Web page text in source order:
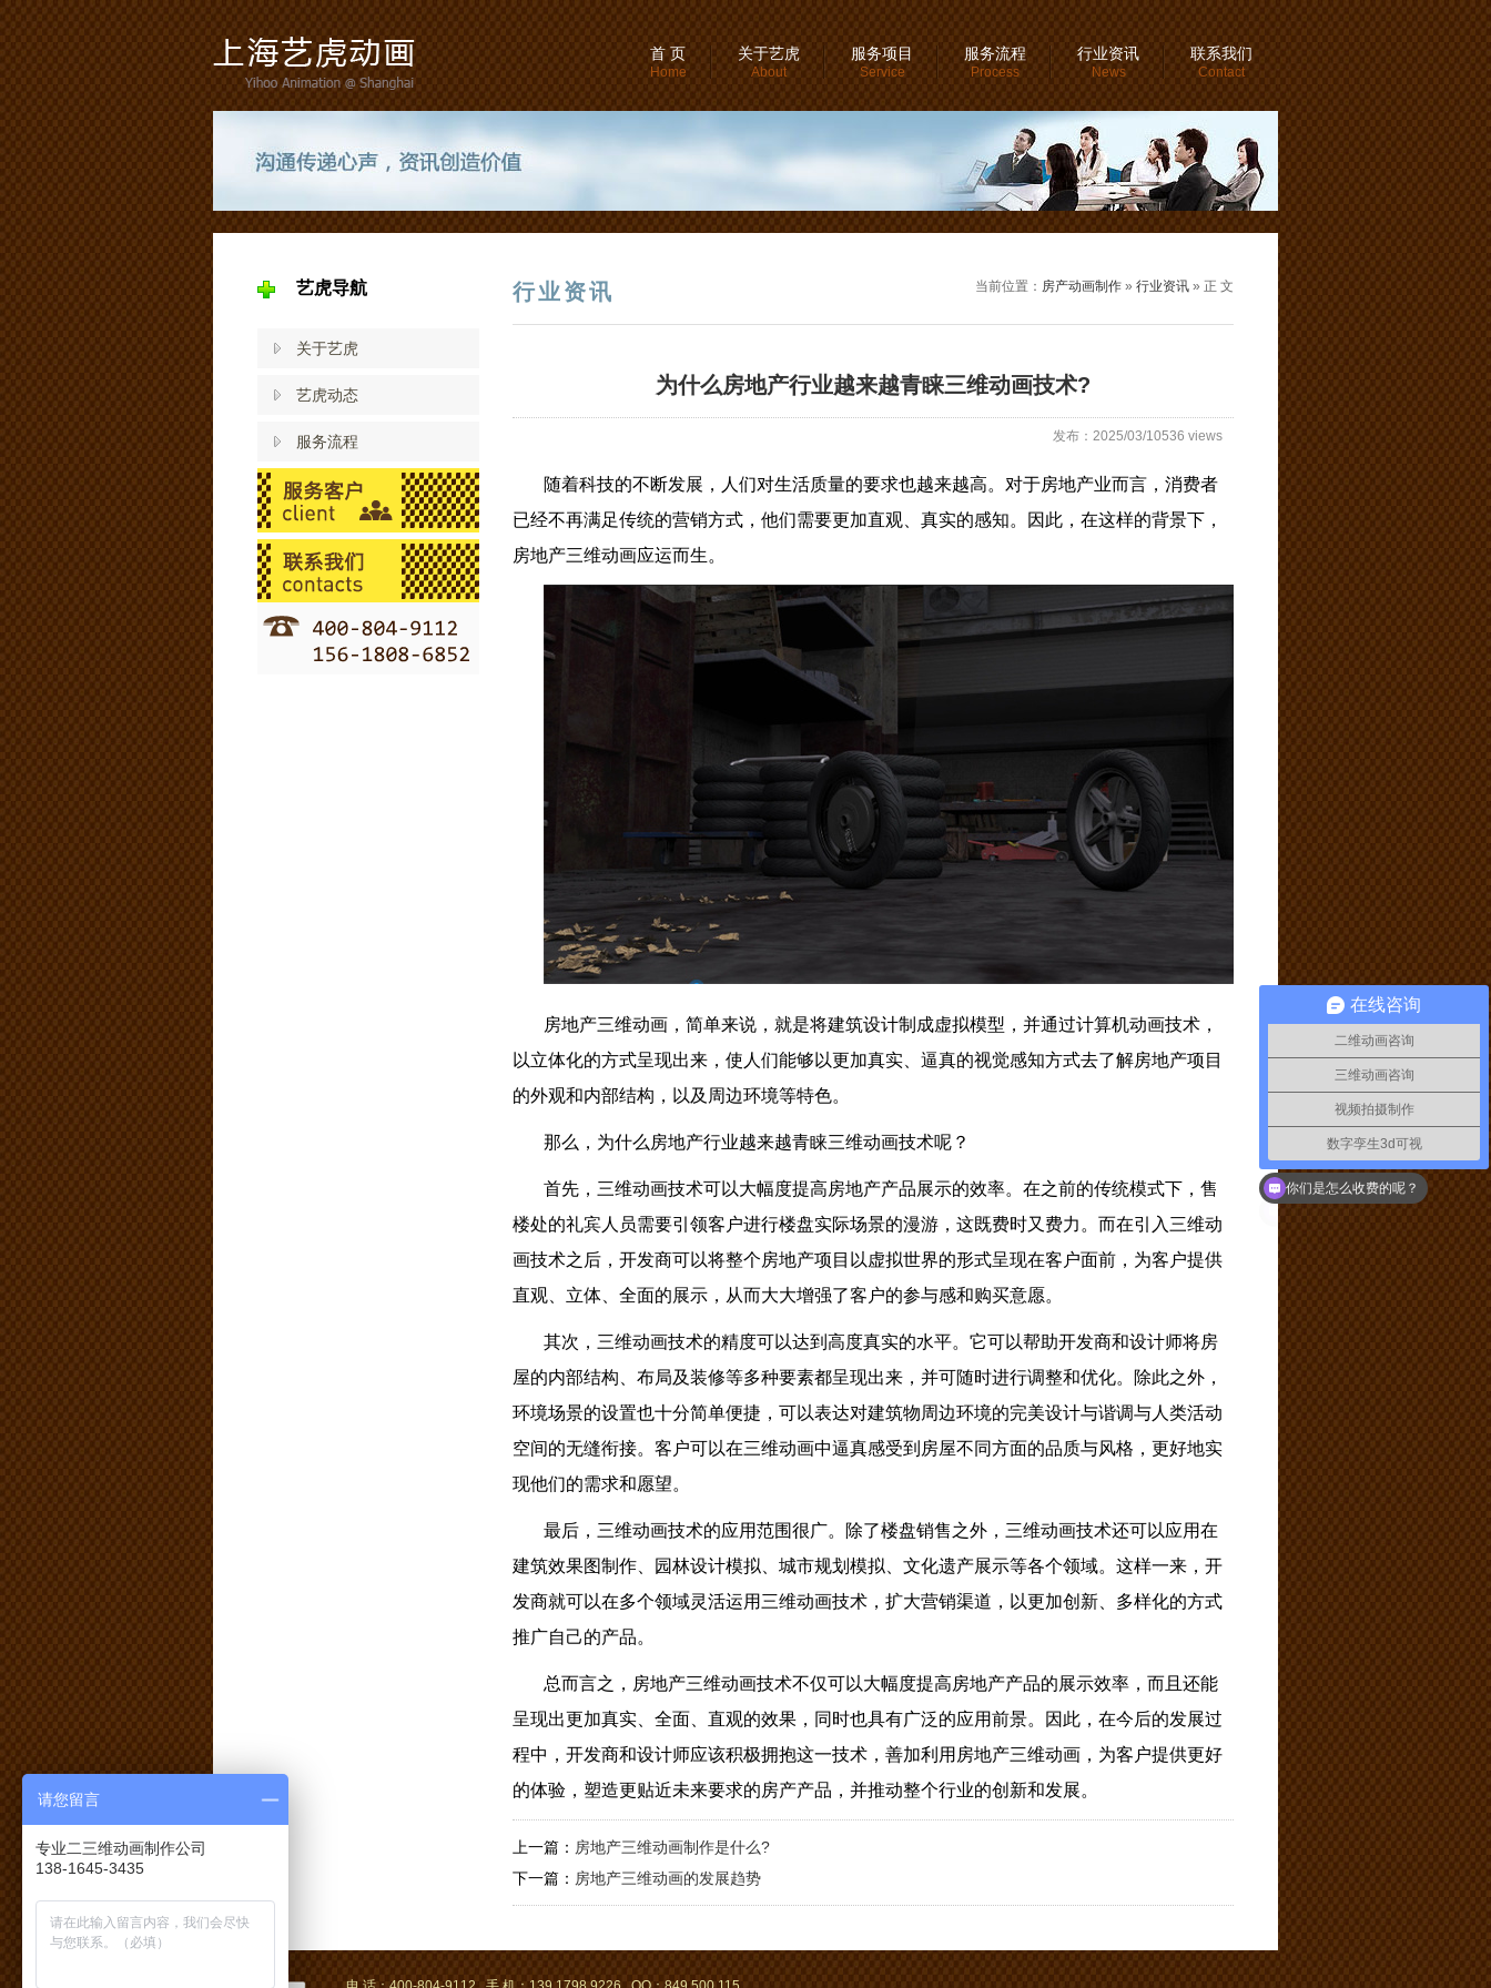
首 页
Home
关于艺虎
About
服务项目
Service
服务流程
Process
行业资讯
News
联系我们
Contact
艺虎导航
关于艺虎
艺虎动态
服务流程
行业资讯 当前位置： 房产动画制作 » 行业资讯 » 正 文
为什么房地产行业越来越青睐三维动画技术?
发布：2025/03/10536 views
随着科技的不断发展，人们对生活质量的要求也越来越高。对于房地产业而言，消费者
已经不再满足传统的营销方式，他们需要更加直观、真实的感知。因此，在这样的背景下，
房地产三维动画应运而生。
房地产三维动画，简单来说，就是将建筑设计制成虚拟模型，并通过计算机动画技术，
以立体化的方式呈现出来，使人们能够以更加真实、逼真的视觉感知方式去了解房地产项目
的外观和内部结构，以及周边环境等特色。
那么，为什么房地产行业越来越青睐三维动画技术呢？
首先，三维动画技术可以大幅度提高房地产产品展示的效率。在之前的传统模式下，售
楼处的礼宾人员需要引领客户进行楼盘实际场景的漫游，这既费时又费力。而在引入三维动
画技术之后，开发商可以将整个房地产项目以虚拟世界的形式呈现在客户面前，为客户提供
直观、立体、全面的展示，从而大大增强了客户的参与感和购买意愿。
其次，三维动画技术的精度可以达到高度真实的水平。它可以帮助开发商和设计师将房
屋的内部结构、布局及装修等多种要素都呈现出来，并可随时进行调整和优化。除此之外，
环境场景的设置也十分简单便捷，可以表达对建筑物周边环境的完美设计与谐调与人类活动
空间的无缝衔接。客户可以在三维动画中逼真感受到房屋不同方面的品质与风格，更好地实
现他们的需求和愿望。
最后，三维动画技术的应用范围很广。除了楼盘销售之外，三维动画技术还可以应用在
建筑效果图制作、园林设计模拟、城市规划模拟、文化遗产展示等各个领域。这样一来，开
发商就可以在多个领域灵活运用三维动画技术，扩大营销渠道，以更加创新、多样化的方式
推广自己的产品。
总而言之，房地产三维动画技术不仅可以大幅度提高房地产产品的展示效率，而且还能
呈现出更加真实、全面、直观的效果，同时也具有广泛的应用前景。因此，在今后的发展过
程中，开发商和设计师应该积极拥抱这一技术，善加利用房地产三维动画，为客户提供更好
的体验，塑造更贴近未来要求的房产产品，并推动整个行业的创新和发展。
上一篇： 房地产三维动画制作是什么?
下一篇： 房地产三维动画的发展趋势
在线咨询
二维动画咨询
三维动画咨询
视频拍摄制作
数字孪生3d可视
你们是怎么收费的呢？
请您留言
专业二三维动画制作公司
138-1645-3435